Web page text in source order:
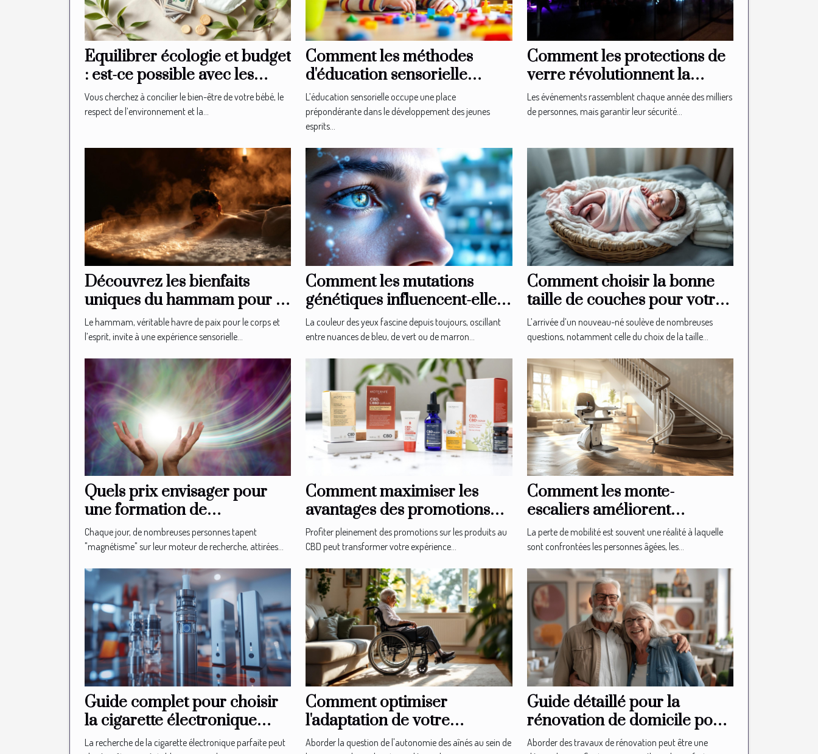
Équilibrer écologie et budget
: est-ce possible avec les
couches bio ?
Vous cherchez à concilier le bien-être de votre bébé, le
respect de l’environnement et la...
Comment les méthodes
d'éducation sensorielle
façonnent-elles les jeunes
esprits ?
L’éducation sensorielle occupe une place
prépondérante dans le développement des jeunes
esprits...
Comment les protections de
verre révolutionnent la
sécurité des événements ?
Les événements rassemblent chaque année des milliers
de personnes, mais garantir leur sécurité...
Découvrez les bienfaits
uniques du hammam pour la
relaxation
Le hammam, véritable havre de paix pour le corps et
l’esprit, invite à une expérience sensorielle...
Comment les mutations
génétiques influencent-elles
la couleur des yeux ?
La couleur des yeux fascine depuis toujours, oscillant
entre nuances de bleu, de vert ou de marron...
Comment choisir la bonne
taille de couches pour votre
nouveau-né?
L’arrivée d’un nouveau-né soulève de nombreuses
questions, notamment celle du choix de la taille...
Quels prix envisager pour
une formation de
magnétiseur en ligne ?
Chaque jour, de nombreuses personnes tapent
"magnétisme" sur leur moteur de recherche, attirées...
Comment maximiser les
avantages des promotions
sur les produits au CBD ?
Profiter pleinement des promotions sur les produits au
CBD peut transformer votre expérience...
Comment les monte-
escaliers améliorent
l'autonomie des seniors
La perte de mobilité est souvent une réalité à laquelle
sont confrontées les personnes âgées, les...
Guide complet pour choisir
la cigarette électronique
idéale
La recherche de la cigarette électronique parfaite peut
Comment optimiser
l'adaptation de votre
domicile pour l'autonomie
Aborder la question de l'autonomie des aînés au sein de
Guide détaillé pour la
rénovation de domicile pour
les seniors
Aborder des travaux de rénovation peut être une